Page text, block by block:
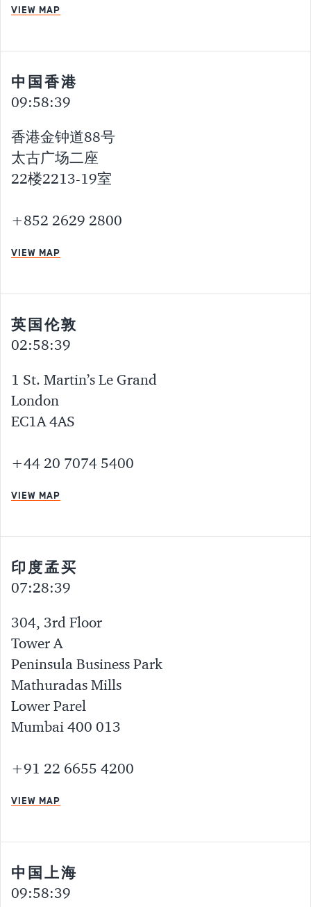
VIEW MAP
中国香港
09:58:40
香港金钟道88号
太古广场二座
22楼2213-19室
+852 2629 2800
VIEW MAP
英国伦敦
02:58:40
1 St. Martin’s Le Grand
London
EC1A 4AS
+44 20 7074 5400
VIEW MAP
印度孟买
07:28:40
304, 3rd Floor
Tower A
Peninsula Business Park
Mathuradas Mills
Lower Parel
Mumbai 400 013
+91 22 6655 4200
VIEW MAP
中国上海
09:58:40